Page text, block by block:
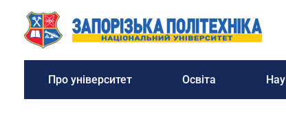
Про університет Освіта